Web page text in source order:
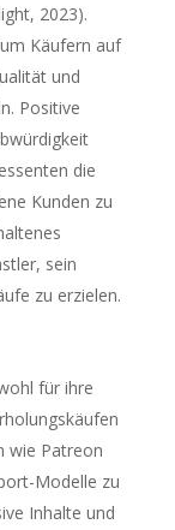
2023).
Käufern auf
und
Positive
die
Kunden zu
sein
zu erzielen.
für ihre
wie Patreon
Modelle zu
Inhalte und